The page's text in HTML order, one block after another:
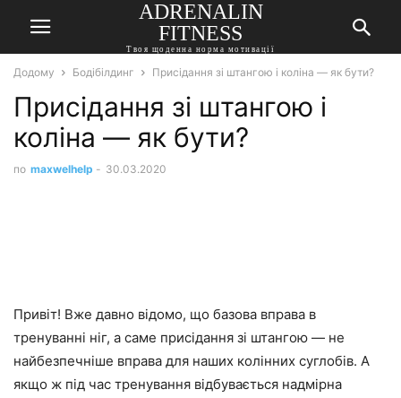
ADRENALIN
FITNESS
Твоя щоденна норма мотивації
Додому Бодібілдинг Присідання зі штангою і коліна — як бути?
Присідання зі штангою і
коліна — як бути?
по maxwelhelp - 30.03.2020
Привіт! Вже давно відомо, що базова вправа в
тренуванні ніг, а саме присідання зі штангою — не
найбезпечніше вправа для наших колінних суглобів. А
якщо ж під час тренування відбувається надмірна